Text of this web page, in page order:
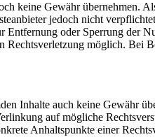
keine Gewähr übernehmen.
jedoch nicht
oder Sperrung der
möglich. Bei
Inhalte auch keine Gewähr
auf mögliche
Anhaltspunkte einer